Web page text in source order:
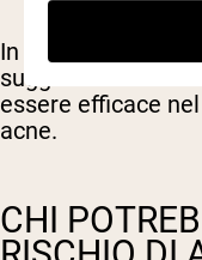
In definitiva, la
suggeriscono che
essere efficace
acne.
CHI